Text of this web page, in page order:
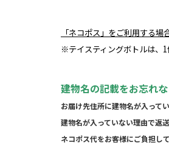
「ネコポス」をご利用する
※テイスティングボトルは、1
建物名の記載をお忘れな
お届け先住所に建物名が入って
建物名が入っていない理由で返
ネコポス代をお客様にご負担し